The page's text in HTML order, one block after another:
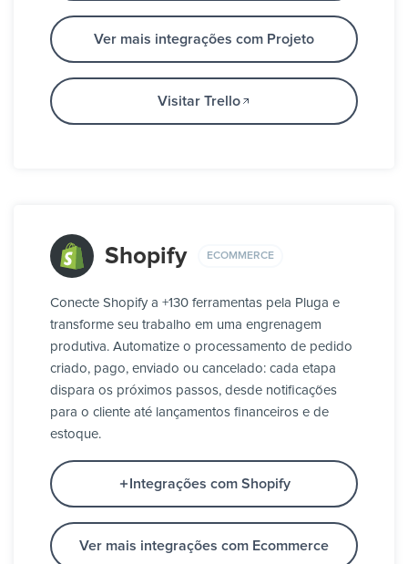
Ver mais integrações com Projeto
Visitar Trello
Shopify ECOMMERCE
Conecte Shopify a +130 ferramentas pela Pluga e
transforme seu trabalho em uma engrenagem
produtiva. Automatize o processamento de pedido
criado, pago, enviado ou cancelado: cada etapa
dispara os próximos passos, desde notificações
para o cliente até lançamentos financeiros e de
estoque.
Integrações com Shopify
Ver mais integrações com Ecommerce